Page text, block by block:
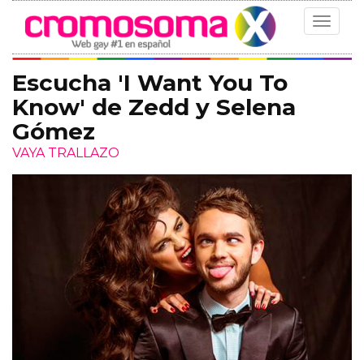
Toggle
Escucha 'I Want You To
Know' de Zedd y Selena
Gómez
VAYA TRALLAZO